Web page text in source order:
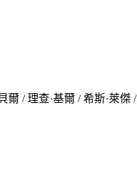
爾 / 理查·基爾 / 希斯·萊傑